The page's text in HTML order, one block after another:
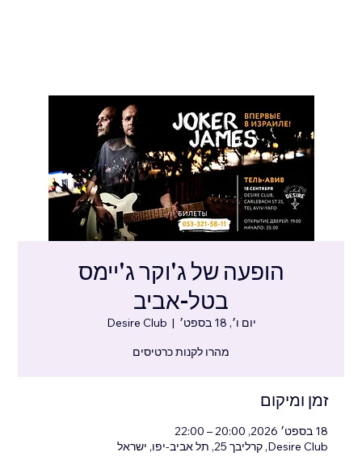
הופעה של ג'וקר ג'יימס
בטל-אביב
יום ו׳, 18 בספט׳
  |
Desire Club
מהרו לקנות כרטיסים
זמן ומיקום
18 בספט׳ 2026, 20:00 – 22:00
Desire Club, קרליבך 25, תל אביב-יפו, ישראל